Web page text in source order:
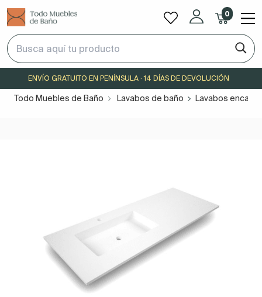
0
ENVÍO GRATUITO EN PENÍNSULA · 14 DÍAS DE DEVOLUCIÓN
Todo Muebles de Baño Lavabos de baño Lavabos